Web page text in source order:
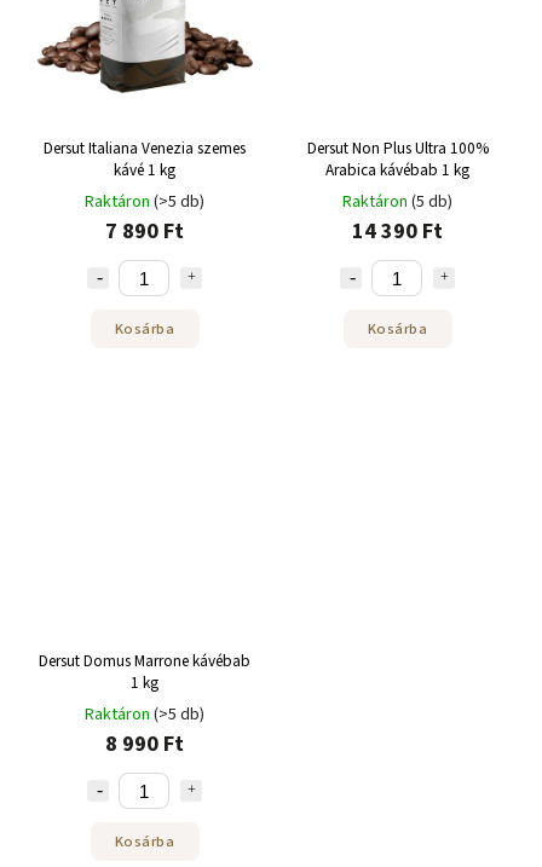
Dersut Italiana Venezia szemes
kávé 1 kg
Raktáron (>5 db)
7 890 Ft
Kosárba
Dersut Non Plus Ultra 100%
Arabica kávébab 1 kg
Raktáron (5 db)
14 390 Ft
Kosárba
Dersut Domus Marrone kávébab
1 kg
Raktáron (>5 db)
8 990 Ft
Kosárba